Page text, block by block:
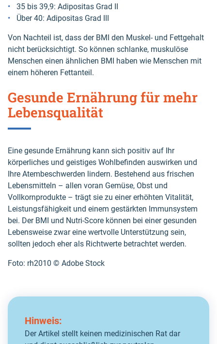
35 bis 39,9: Adipositas Grad II
Über 40: Adipositas Grad III
Von Nachteil ist, dass der BMI den Muskel- und Fettgehalt
nicht berücksichtigt. So können schlanke, muskulöse
Menschen einen ähnlichen BMI haben wie Menschen mit
einem höheren Fettanteil.
Gesunde Ernährung für mehr
Lebensqualität
Eine gesunde Ernährung kann sich positiv auf Ihr
körperliches und geistiges Wohlbefinden auswirken und
Ihre Atembeschwerden lindern. Bestehend aus frischen
Lebensmitteln – allen voran Gemüse, Obst und
Vollkornprodukte – trägt sie zu einer erhöhten Vitalität,
Leistungsfähigkeit und einem gestärkten Immunsystem
bei. Der BMI und Nutri-Score können bei einer gesunden
Lebensweise zwar eine wertvolle Unterstützung sein,
sollten jedoch eher als Richtwerte betrachtet werden.
Foto: rh2010 ©️ Adobe Stock
Hinweis:
Der Artikel stellt keinen medizinischen Rat dar